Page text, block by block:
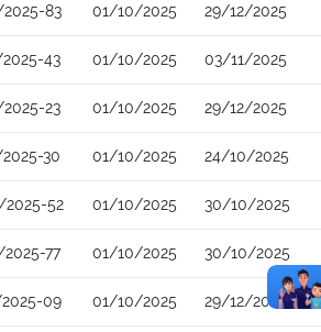
83 01/10/2025 29/12/2025
43 01/10/2025 03/11/2025
23 01/10/2025 29/12/2025
30 01/10/2025 24/10/2025
2025-52 01/10/2025 30/10/2025
77 01/10/2025 30/10/2025
09 01/10/2025 29/12/2025